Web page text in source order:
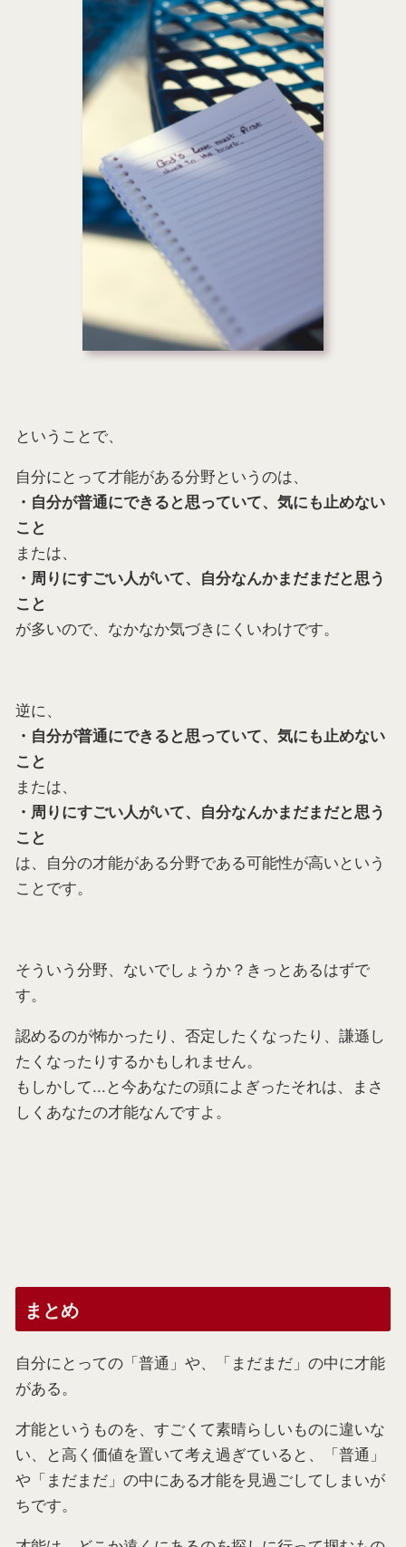
ということで、
自分にとって才能がある分野というのは、
・自分が普通にできると思っていて、気にも止めない
こと
または、
・周りにすごい人がいて、自分なんかまだまだと思う
こと
が多いので、なかなか気づきにくいわけです。
逆に、
・自分が普通にできると思っていて、気にも止めない
こと
または、
・周りにすごい人がいて、自分なんかまだまだと思う
こと
は、自分の才能がある分野である可能性が高いという
ことです。
そういう分野、ないでしょうか？きっとあるはずで
す。
認めるのが怖かったり、否定したくなったり、謙遜し
たくなったりするかもしれません。
もしかして...と今あなたの頭によぎったそれは、まさ
しくあなたの才能なんですよ。
まとめ
自分にとっての「普通」や、「まだまだ」の中に才能
がある。
才能というものを、すごくて素晴らしいものに違いな
い、と高く価値を置いて考え過ぎていると、「普通」
や「まだまだ」の中にある才能を見過ごしてしまいが
ちです。